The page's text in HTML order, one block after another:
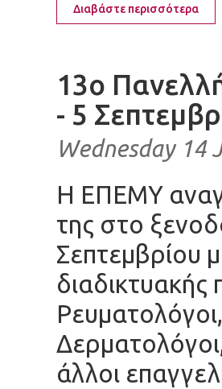
Διαβάστε περισσότερα
13ο
- 5
Wednesday 14
Η ΕΠΕΜΥ
της στο
Σεπτεμβρίου
άλλοι